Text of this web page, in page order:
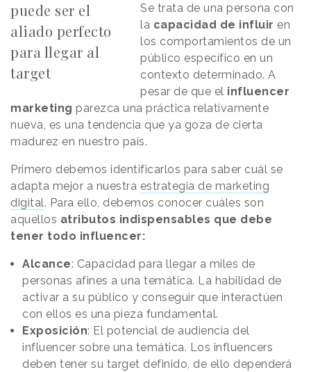
puede ser el
aliado perfecto
para llegar al
target
Se trata de una persona con
la capacidad de influir en
los comportamientos de un
público específico en un
contexto determinado. A
pesar de que el influencer
marketing parezca una práctica relativamente
nueva, es una tendencia que ya goza de cierta
madurez en nuestro país.
Primero debemos identificarlos para saber cuál se
adapta mejor a nuestra estrategia de marketing
digital. Para ello, debemos conocer cuáles son
aquellos atributos indispensables que debe
tener todo influencer:
Alcance: Capacidad para llegar a miles de
personas afines a una temática. La habilidad de
activar a su público y conseguir que interactúen
con ellos es una pieza fundamental.
Exposición: El potencial de audiencia del
influencer sobre una temática. Los influencers
deben tener su target definido, de ello dependerá